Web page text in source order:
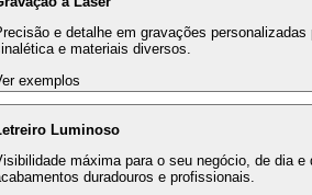
e detalhe em gravações personalizadas
e materiais diversos.
exemplos
Luminoso
máxima para o seu negócio, de dia e
duradouros e profissionais.